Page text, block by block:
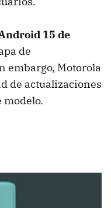
15 de
de
embargo, Motorola
de actualizaciones
modelo.